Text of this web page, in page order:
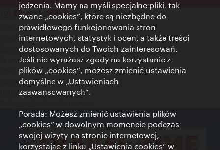
Kontakt
Credits
Zgoda na przetwarzanie danych osobowych
Terms of Use
Dostępność
Kontakt prasowy
Ustawienia cookies
jedzenia. Mamy na myśli specjalne pliki, tak
zwane „cookies”, które są niezbędne do
prawidłowego funkcjonowania stron
internetowych, statystyk i ocen, a także treści
dostosowanych do Twoich zainteresowań.
Jeśli nie wyrażasz zgody na korzystanie z
plików „cookies”, możesz zmienić ustawienia
domyślne w „Ustawieniach
zaawansowanych”.
Porada: Możesz zmienić ustawienia plików
„cookies” w dowolnym momencie podczas
swojej wizyty na stronie internetowej,
korzystając z linku „Ustawienia cookies” w